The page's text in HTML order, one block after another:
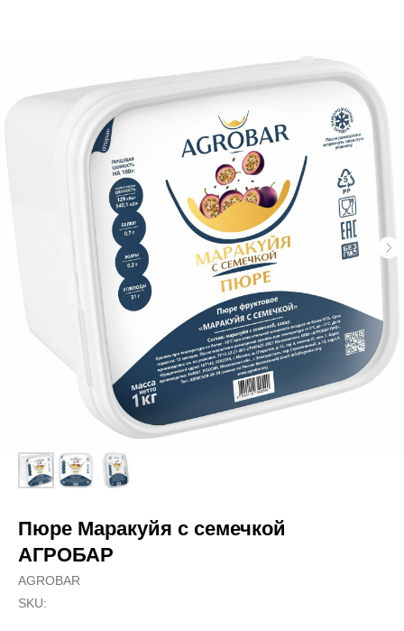
Пюре Маракуйя с семечкой
АГРОБАР
AGROBAR
SKU: